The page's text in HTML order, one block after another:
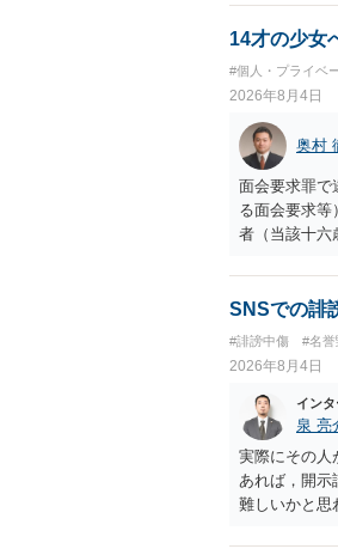
ので、その情
中傷の不特
して書き込
参考まで。
14才の少女
#個人・プライベ
2026年8月4日
奥村
面会要求罪で
る面会要求
者（当該十六
又は誘惑し
金銭その他の
罰金に処する。
SNSでの誹
#誹謗中傷 #名誉
2026年8月4日
イン
泉 亮
実際にその人
あれば，開示
難しいかと思